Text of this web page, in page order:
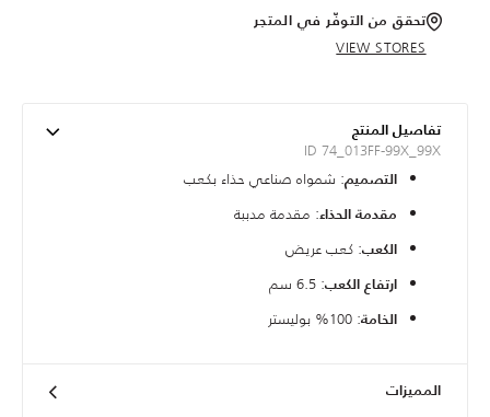
تحقق من التوفّر في المتجر
VIEW STORES
تفاصيل المنتج
ID 74_013FF-99X_99X
التصميم: شمواه صناعي حذاء بكعب
مقدمة الحذاء: مقدمة مدببة
الكعب: كعب عريض
ارتفاع الكعب: 6.5 سم
الخامة: 100% بوليستر
المميزات